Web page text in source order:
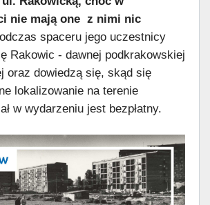
nie mają one z nimi nic
spaceru jego uczestnicy
Rakowic - dawnej podkrakowskiej
oraz dowiedzą się, skąd się
lokalizowanie na terenie
w wydarzeniu jest bezpłatny.